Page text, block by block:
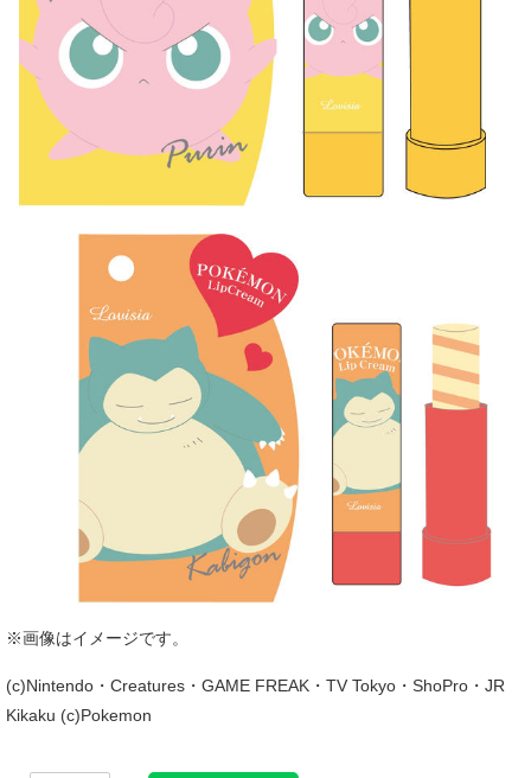
※画像はイメージです。
(c)Nintendo・Creatures・GAME FREAK・TV Tokyo・ShoPro・JR
Kikaku (c)Pokemon